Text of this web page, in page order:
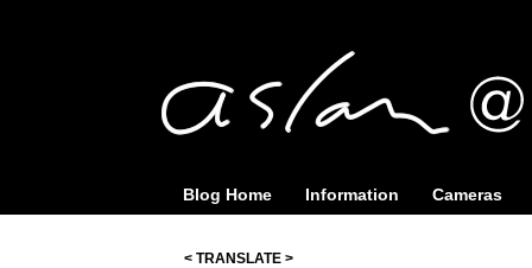
Blog Home Information Cameras
< TRANSLATE >